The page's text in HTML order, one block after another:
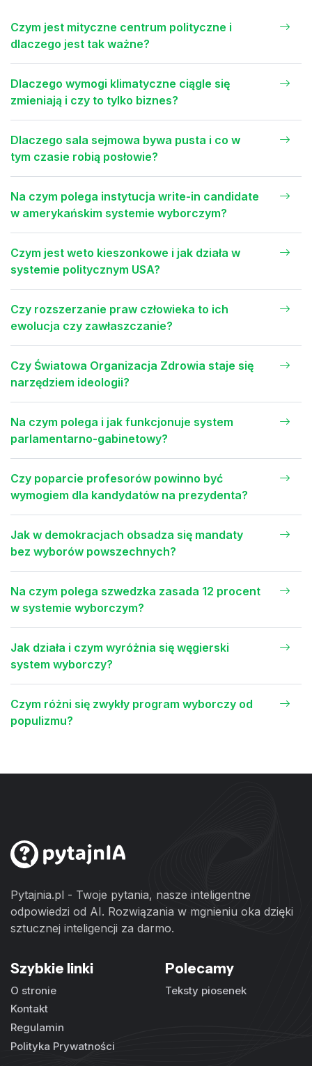
Czym jest mityczne centrum polityczne i
dlaczego jest tak ważne?
Dlaczego wymogi klimatyczne ciągle się
zmieniają i czy to tylko biznes?
Dlaczego sala sejmowa bywa pusta i co w
tym czasie robią posłowie?
Na czym polega instytucja write-in candidate
w amerykańskim systemie wyborczym?
Czym jest weto kieszonkowe i jak działa w
systemie politycznym USA?
Czy rozszerzanie praw człowieka to ich
ewolucja czy zawłaszczanie?
Czy Światowa Organizacja Zdrowia staje się
narzędziem ideologii?
Na czym polega i jak funkcjonuje system
parlamentarno-gabinetowy?
Czy poparcie profesorów powinno być
wymogiem dla kandydatów na prezydenta?
Jak w demokracjach obsadza się mandaty
bez wyborów powszechnych?
Na czym polega szwedzka zasada 12 procent
w systemie wyborczym?
Jak działa i czym wyróżnia się węgierski
system wyborczy?
Czym różni się zwykły program wyborczy od
populizmu?
Pytajnia.pl - Twoje pytania, nasze inteligentne
odpowiedzi od AI. Rozwiązania w mgnieniu oka dzięki
sztucznej inteligencji za darmo.
Szybkie linki
O stronie
Kontakt
Regulamin
Polityka Prywatności
Polecamy
Teksty piosenek